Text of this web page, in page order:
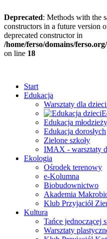
Deprecated: Methods with the
constructors in a future version
deprecated constructor in
/home/ferso/domains/
on line 18
Start
Edukacja
Warsztaty dla
Edukacja młodzieży
Edukacja dorosłych
Zielone szkoły
IMAX - warsztaty
Ekologia
Ośrodek terenowy
e-Kolumna
Biobudownictwo
Akademia
Klub Przyjaciół
Kultura
Tańce jednoczącej
Warsztaty